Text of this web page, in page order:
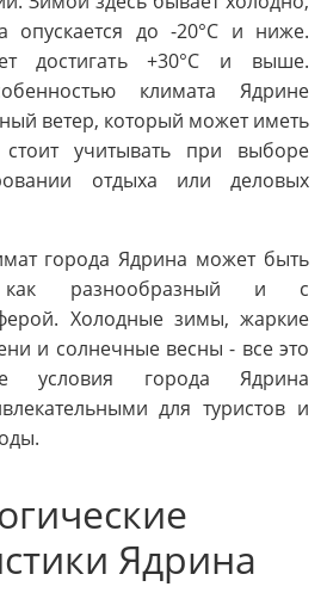
опускается до -20°С и ниже.
достигать +30°С и выше.
климата Ядрине
ветер, который может иметь
учитывать при выборе
отдыха или деловых
города Ядрина может быть
как разнообразный и с
Холодные зимы, жаркие
и солнечные весны - все это
условия города Ядрина
для туристов и
Ядрина